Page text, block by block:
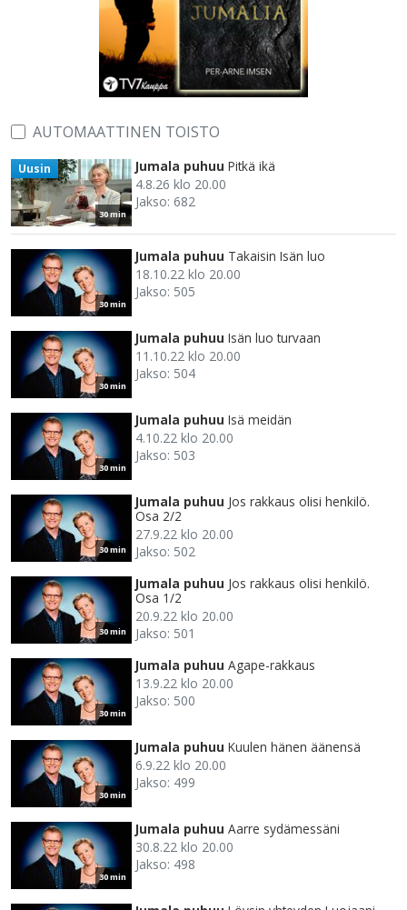
AUTOMAATTINEN TOISTO
30 min
Uusin Jumala puhuu Pitkä ikä
4.8.26 klo 20.00
Jakso: 682
30 min
Jumala puhuu Takaisin Isän luo
18.10.22 klo 20.00
Jakso: 505
30 min
Jumala puhuu Isän luo turvaan
11.10.22 klo 20.00
Jakso: 504
30 min
Jumala puhuu Isä meidän
4.10.22 klo 20.00
Jakso: 503
30 min
Jumala puhuu Jos rakkaus olisi henkilö.
Osa 2/2
27.9.22 klo 20.00
Jakso: 502
30 min
Jumala puhuu Jos rakkaus olisi henkilö.
Osa 1/2
20.9.22 klo 20.00
Jakso: 501
30 min
Jumala puhuu Agape-rakkaus
13.9.22 klo 20.00
Jakso: 500
30 min
Jumala puhuu Kuulen hänen äänensä
6.9.22 klo 20.00
Jakso: 499
30 min
Jumala puhuu Aarre sydämessäni
30.8.22 klo 20.00
Jakso: 498